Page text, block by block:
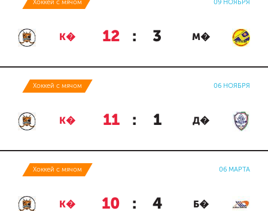
Хоккей с мячом 09 НОЯБРЯ
К� 12 : 3 М�
Хоккей с мячом 06 НОЯБРЯ
К� 11 : 1 Д�
Хоккей с мячом 06 МАРТА
К� 10 : 4 Б�